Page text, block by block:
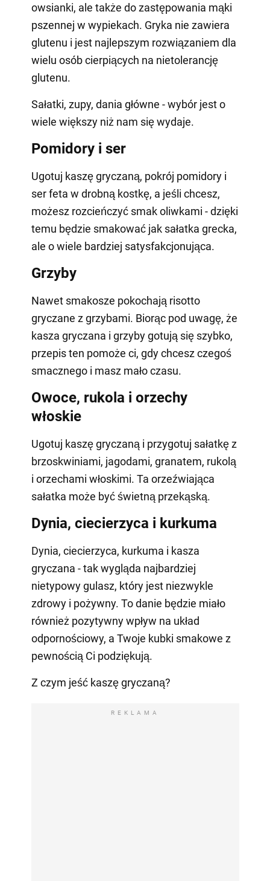
owsianki, ale także do zastępowania mąki
pszennej w wypiekach. Gryka nie zawiera
glutenu i jest najlepszym rozwiązaniem dla
wielu osób cierpiących na nietolerancję
glutenu.
Sałatki, zupy, dania główne - wybór jest o
wiele większy niż nam się wydaje.
Pomidory i ser
Ugotuj kaszę gryczaną, pokrój pomidory i
ser feta w drobną kostkę, a jeśli chcesz,
możesz rozcieńczyć smak oliwkami - dzięki
temu będzie smakować jak sałatka grecka,
ale o wiele bardziej satysfakcjonująca.
Grzyby
Nawet smakosze pokochają risotto
gryczane z grzybami. Biorąc pod uwagę, że
kasza gryczana i grzyby gotują się szybko,
przepis ten pomoże ci, gdy chcesz czegoś
smacznego i masz mało czasu.
Owoce, rukola i orzechy
włoskie
Ugotuj kaszę gryczaną i przygotuj sałatkę z
brzoskwiniami, jagodami, granatem, rukolą
i orzechami włoskimi. Ta orzeźwiająca
sałatka może być świetną przekąską.
Dynia, ciecierzyca i kurkuma
Dynia, ciecierzyca, kurkuma i kasza
gryczana - tak wygląda najbardziej
nietypowy gulasz, który jest niezwykle
zdrowy i pożywny. To danie będzie miało
również pozytywny wpływ na układ
odpornościowy, a Twoje kubki smakowe z
pewnością Ci podziękują.
Z czym jeść kaszę gryczaną?
REKLAMA